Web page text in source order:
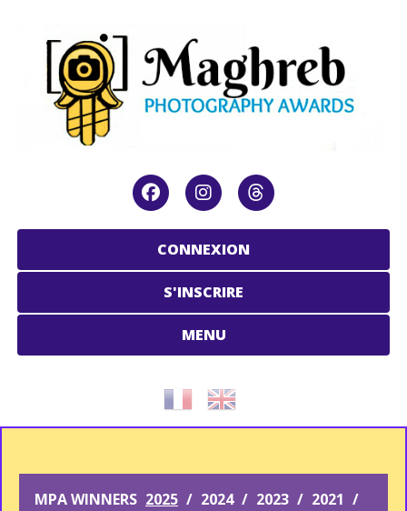
CONNEXION
S'INSCRIRE
MENU
MPA WINNERS 2025 / 2024 / 2023 / 2021 /